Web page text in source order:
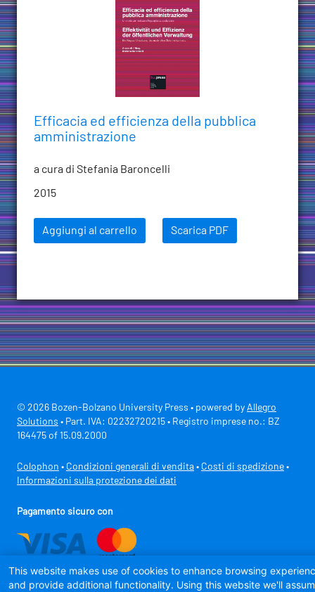
Efficacia ed efficienza della pubblica
amministrazione
a cura di Stefania Baroncelli
2015
Aggiungi al carrello Scarica PDF
© 2026 Bozen-Bolzano University Press • powered by Allegro
Solutions • Part. IVA: 02232720215 • Registro imprese no.: BZ
164475 of 15.09.2000
Colophon • Condizioni generali di vendita • Costi di spedizione •
Informazioni sulla protezione dei dati
Pagamento sicuro con
This website makes use of cookies to enhance browsing
and provide additional functionality. Using this website we'll